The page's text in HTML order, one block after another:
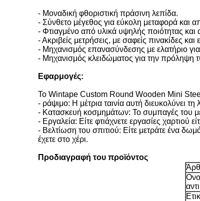
- Μοναδική φθοριστική πράσινη λεπίδα.
- Σύνθετο μέγεθος για εύκολη μεταφορά και
- Φτιαγμένο από υλικά υψηλής ποιότητας και
- Ακριβείς μετρήσεις, με σαφείς πινακίδες
- Μηχανισμός επανασύνδεσης με ελατήριο
- Μηχανισμός κλειδώματος για την πρόληψη
Εφαρμογές:
Το Wintape Custom Round Wooden Mini Steel
- ράψιμο: Η μέτρια ταινία αυτή διευκολύνει
- Κατασκευή κοσμημάτων: Το συμπαγές του
- Εργαλεία: Είτε φτιάχνετε εργασίες χαρτιού
- Βελτίωση του σπιτιού: Είτε μετράτε ένα
έχετε στο χέρι.
Προδιαγραφή του προϊόντος